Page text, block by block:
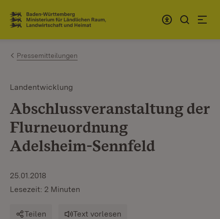
Zum Inhalt springen
Link zur Startseite
Pressemitteilungen
Landentwicklung
Abschlussveranstaltung der
Flurneuordnung
Adelsheim-Sennfeld
25.01.2018
Lesezeit: 2 Minuten
Teilen Text vorlesen